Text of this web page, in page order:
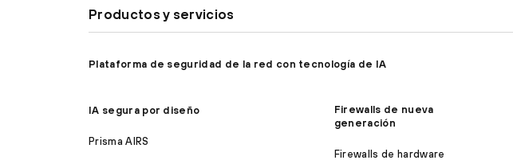
Productos y servicios
Plataforma de seguridad de la red con tecnología de IA
IA segura por diseño
Prisma AIRS
Firewalls de nueva
generación
Firewalls de hardware